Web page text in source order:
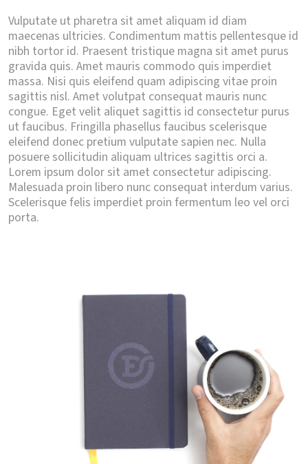
Vulputate ut pharetra sit amet aliquam id diam
maecenas ultricies. Condimentum mattis pellentesque id
nibh tortor id. Praesent tristique magna sit amet purus
gravida quis. Amet mauris commodo quis imperdiet
massa. Nisi quis eleifend quam adipiscing vitae proin
sagittis nisl. Amet volutpat consequat mauris nunc
congue. Eget velit aliquet sagittis id consectetur purus
ut faucibus. Fringilla phasellus faucibus scelerisque
eleifend donec pretium vulputate sapien nec. Nulla
posuere sollicitudin aliquam ultrices sagittis orci a.
Lorem ipsum dolor sit amet consectetur adipiscing.
Malesuada proin libero nunc consequat interdum varius.
Scelerisque felis imperdiet proin fermentum leo vel orci
porta.